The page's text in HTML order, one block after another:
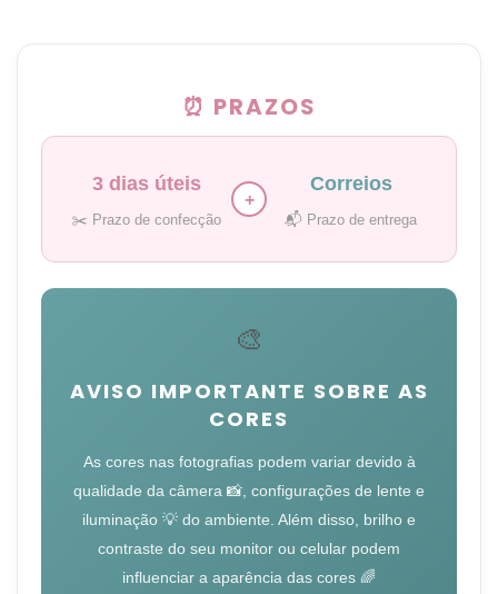
⏰ PRAZOS
3 dias úteis
✂️ Prazo de confecção
+
Correios
📬 Prazo de entrega
🎨
AVISO IMPORTANTE SOBRE AS
CORES
As cores nas fotografias podem variar devido à
qualidade da câmera 📸, configurações de lente e
iluminação 💡 do ambiente. Além disso, brilho e
contraste do seu monitor ou celular podem
influenciar a aparência das cores 🌈